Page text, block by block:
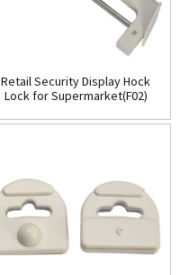
Retail Security Display Hock
Lock for Supermarket(F02)